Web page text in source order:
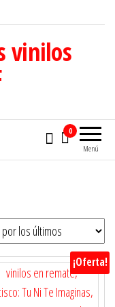
vinilos
Menú
0
¡Oferta!